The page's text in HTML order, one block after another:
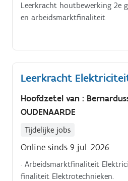
Leerkracht houtbewerking 2e
en arbeidsmarktfinaliteit
Leerkracht
Hoofdzetel van :
OUDENAARDE
Tijdelijke jobs
Online sinds 9 jul. 2026
· Arbeidsmarktfinaliteit
finaliteit Elektrotechnieken.